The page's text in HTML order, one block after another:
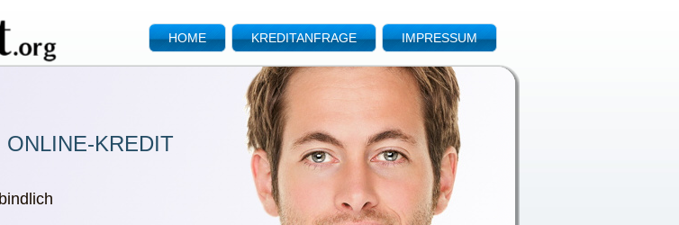
HOME KREDITANFRAGE IMPRESSUM
KREDIT